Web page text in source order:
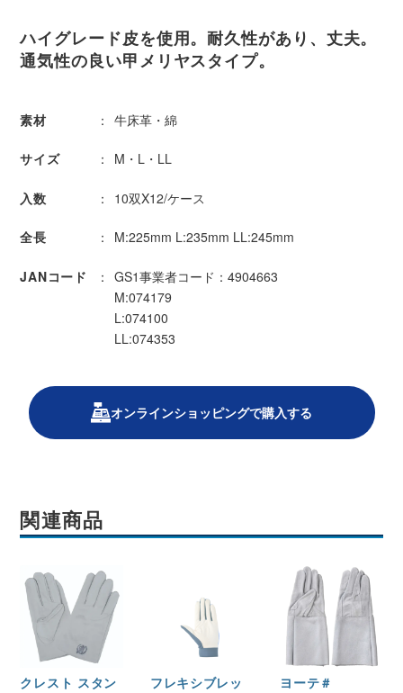
ハイグレード皮を使用。耐久性があり、丈夫。
通気性の良い甲メリヤスタイプ。
素材 牛床革・綿
サイズ M・L・LL
入数 10双X12/ケース
全長 M:225mm L:235mm LL:245mm
JANコード
GS1事業者コード：4904663
M:074179
L:074100
LL:074353
オンラインショッピングで購入する
関連商品
クレスト スタン
フレキシブレッ
ヨーテ＃